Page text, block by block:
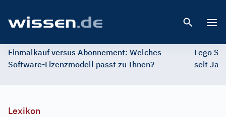
Einmalkauf versus Abonnement: Welches
Software-Lizenzmodell passt zu Ihnen?
Lego
seit
Lexikon